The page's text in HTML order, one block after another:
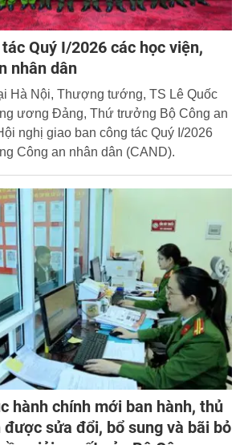
Quý I/2026 các học viện,
nhân dân
Hà Nội, Thượng tướng, TS Lê Quốc
ương Đảng, Thứ trưởng Bộ Công an
nghị giao ban công tác Quý I/2026
Công an nhân dân (CAND).
hành chính mới ban hành, thủ
sửa đổi, bổ sung và bãi bỏ